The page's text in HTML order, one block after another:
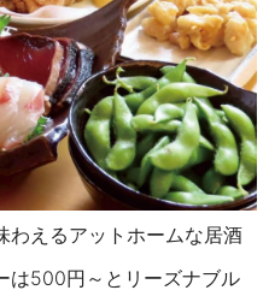
わえるアットホームな居酒
は500円～とリーズナブル